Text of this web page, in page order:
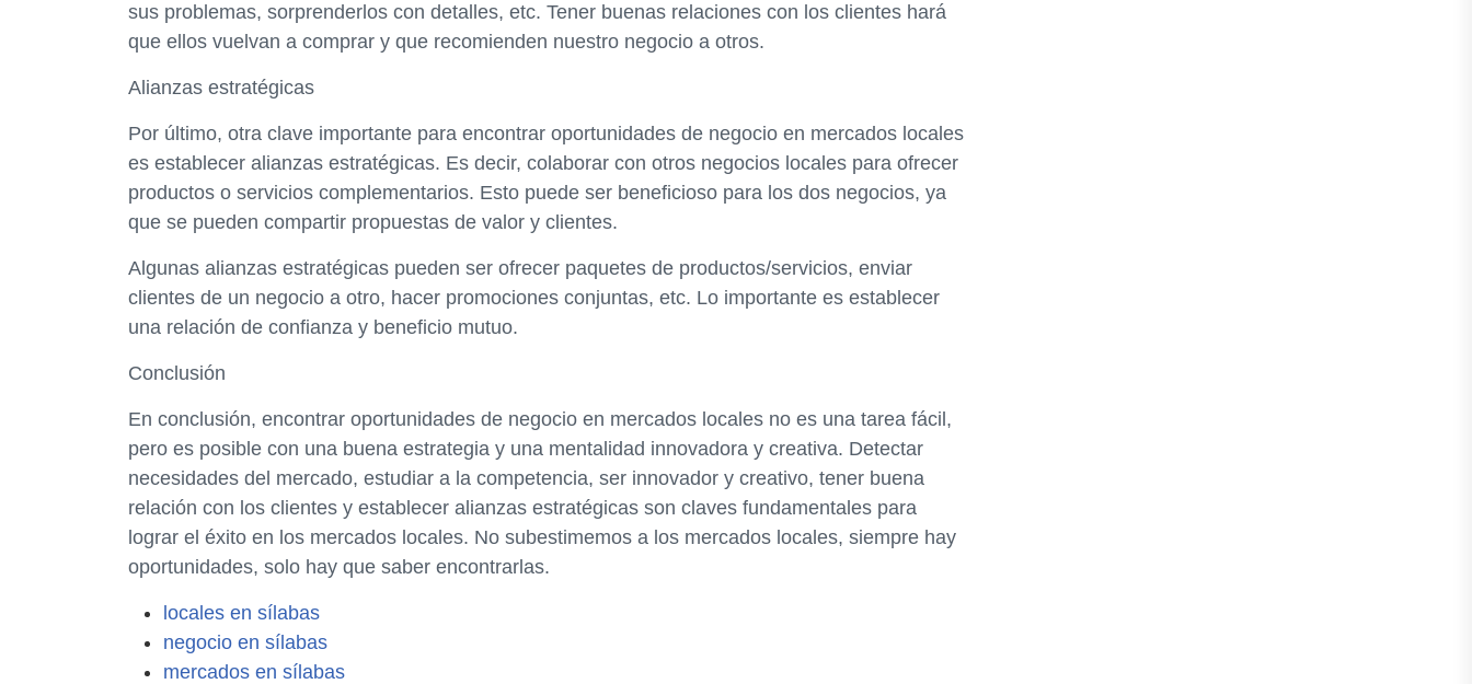
sus problemas, sorprenderlos con detalles, etc. Tener buenas relaciones con los clientes hará
que ellos vuelvan a comprar y que recomienden nuestro negocio a otros.
Alianzas estratégicas
Por último, otra clave importante para encontrar oportunidades de negocio en mercados locales
es establecer alianzas estratégicas. Es decir, colaborar con otros negocios locales para ofrecer
productos o servicios complementarios. Esto puede ser beneficioso para los dos negocios, ya
que se pueden compartir propuestas de valor y clientes.
Algunas alianzas estratégicas pueden ser ofrecer paquetes de productos/servicios, enviar
clientes de un negocio a otro, hacer promociones conjuntas, etc. Lo importante es establecer
una relación de confianza y beneficio mutuo.
Conclusión
En conclusión, encontrar oportunidades de negocio en mercados locales no es una tarea fácil,
pero es posible con una buena estrategia y una mentalidad innovadora y creativa. Detectar
necesidades del mercado, estudiar a la competencia, ser innovador y creativo, tener buena
relación con los clientes y establecer alianzas estratégicas son claves fundamentales para
lograr el éxito en los mercados locales. No subestimemos a los mercados locales, siempre hay
oportunidades, solo hay que saber encontrarlas.
locales en sílabas
negocio en sílabas
mercados en sílabas